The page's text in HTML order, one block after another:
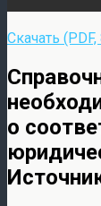
Скачать
о